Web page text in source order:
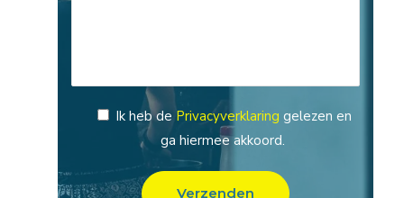
Ik heb dePrivacyverklaring gelezen en
ga hiermee akkoord.